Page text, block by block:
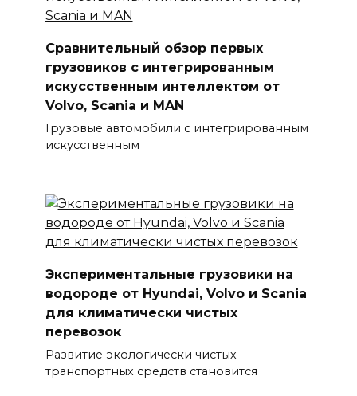
Сравнительный обзор первых
грузовиков с интегрированным
искусственным интеллектом от
Volvo, Scania и MAN
Грузовые автомобили с интегрированным
искусственным
Экспериментальные грузовики на
водороде от Hyundai, Volvo и Scania
для климатически чистых
перевозок
Развитие экологически чистых
транспортных средств становится